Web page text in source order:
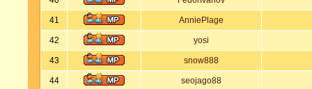
41 AnniePlage
42 yosi
43 snow888
44 seojago88